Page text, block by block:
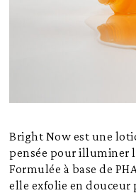
Bright Now est une
pensée pour illuminer
Formulée à base de
elle exfolie en douceur